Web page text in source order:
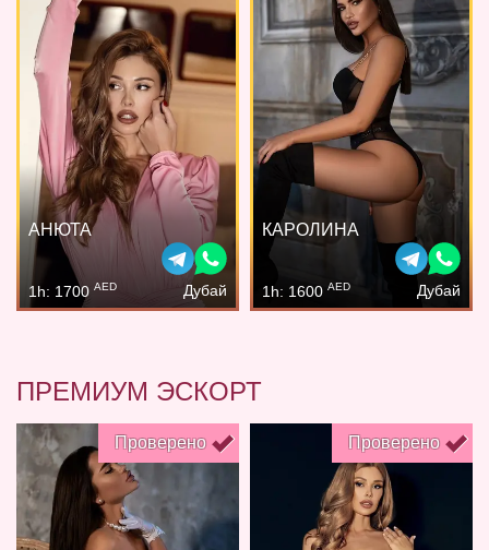
АНЮТА
1h: 1700 AED Дубай
КАРОЛИНА
1h: 1600 AED Дубай
ПРЕМИУМ ЭСКОРТ
Проверено Проверено